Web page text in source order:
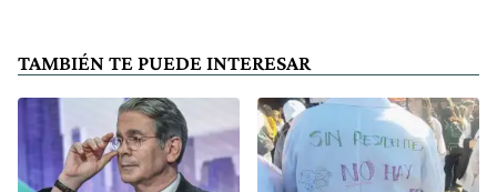
TAMBIÉN TE PUEDE INTERESAR